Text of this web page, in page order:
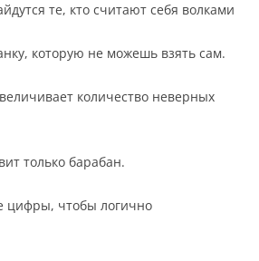
те, кто считают себя волками
которую не можешь взять сам.
количество неверных
только барабан.
цифры, чтобы логично